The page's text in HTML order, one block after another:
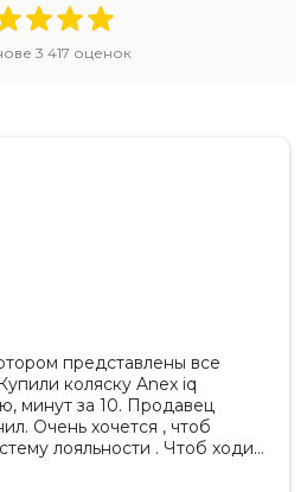
3 417 оценок
представлены все
коляску Anex iq
минут за 10. Продавец
чтоб
лояльности . Чтоб ходить